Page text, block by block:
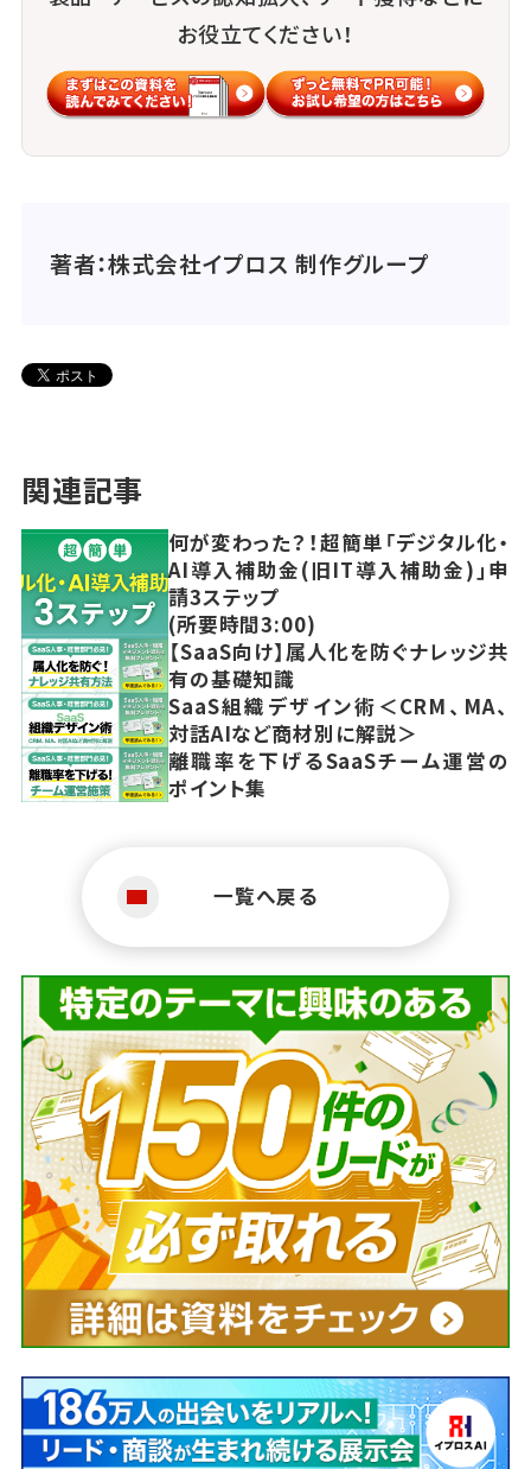
お役立てください！
著者：株式会社イプロス 制作グループ
関連記事
何が変わった？！超簡単「デジタル化・
AI導入補助金(旧IT導入補助金)」申
請3ステップ
(所要時間3:00)
【SaaS向け】属人化を防ぐナレッジ共
有の基礎知識
SaaS組織デザイン術＜CRM、MA、
対話AIなど商材別に解説＞
離職率を下げるSaaSチーム運営の
ポイント集
一覧へ戻る